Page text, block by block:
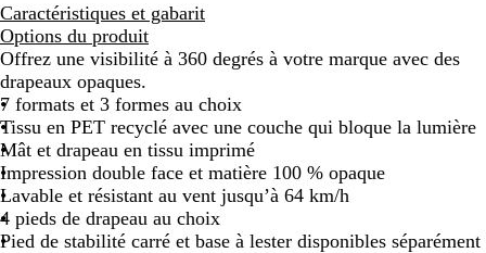
Caractéristiques et gabarit
Options du produit
Offrez une visibilité à 360 degrés à votre marque avec des
drapeaux opaques.
7 formats et 3 formes au choix
Tissu en PET recyclé avec une couche qui bloque la lumière
Mât et drapeau en tissu imprimé
Impression double face et matière 100 % opaque
Lavable et résistant au vent jusqu’à 64 km/h
4 pieds de drapeau au choix
Pied de stabilité carré et base à lester disponibles séparément